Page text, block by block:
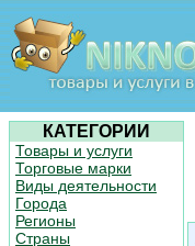
КАТЕГОРИИ
Товары и услуги
Торговые марки
Виды деятельности
Города
Регионы
Страны